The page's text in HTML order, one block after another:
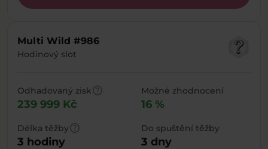
Multi Wild #986
Hodinový slot
Odhadovaný ziskhelp
239 999 Kč
Možné zhodnocení
16 %
Délka těžbyhelp
3 hodiny
Do spuštění těžby
3 dny